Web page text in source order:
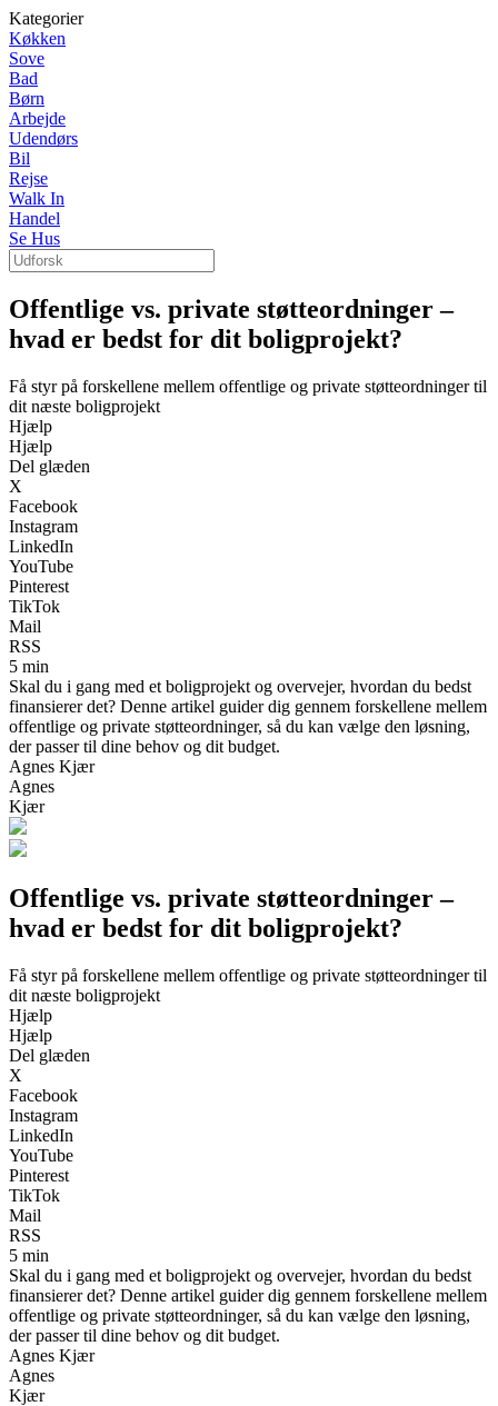
Kategorier
Køkken
Sove
Bad
Børn
Arbejde
Udendørs
Bil
Rejse
Walk In
Handel
Se Hus
Offentlige vs. private støtteordninger –
hvad er bedst for dit boligprojekt?
Få styr på forskellene mellem offentlige og private støtteordninger til
dit næste boligprojekt
Hjælp
Hjælp
Del glæden
X
Facebook
Instagram
LinkedIn
YouTube
Pinterest
TikTok
Mail
RSS
5 min
Skal du i gang med et boligprojekt og overvejer, hvordan du bedst
finansierer det? Denne artikel guider dig gennem forskellene mellem
offentlige og private støtteordninger, så du kan vælge den løsning,
der passer til dine behov og dit budget.
Agnes Kjær
Agnes
Kjær
Offentlige vs. private støtteordninger –
hvad er bedst for dit boligprojekt?
Få styr på forskellene mellem offentlige og private støtteordninger til
dit næste boligprojekt
Hjælp
Hjælp
Del glæden
X
Facebook
Instagram
LinkedIn
YouTube
Pinterest
TikTok
Mail
RSS
5 min
Skal du i gang med et boligprojekt og overvejer, hvordan du bedst
finansierer det? Denne artikel guider dig gennem forskellene mellem
offentlige og private støtteordninger, så du kan vælge den løsning,
der passer til dine behov og dit budget.
Agnes Kjær
Agnes
Kjær